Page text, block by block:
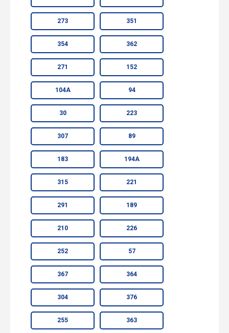
273 351
354 362
271 152
104А 94
30 223
307 89
183 194А
315 221
291 189
210 226
252 57
367 364
304 376
255 363